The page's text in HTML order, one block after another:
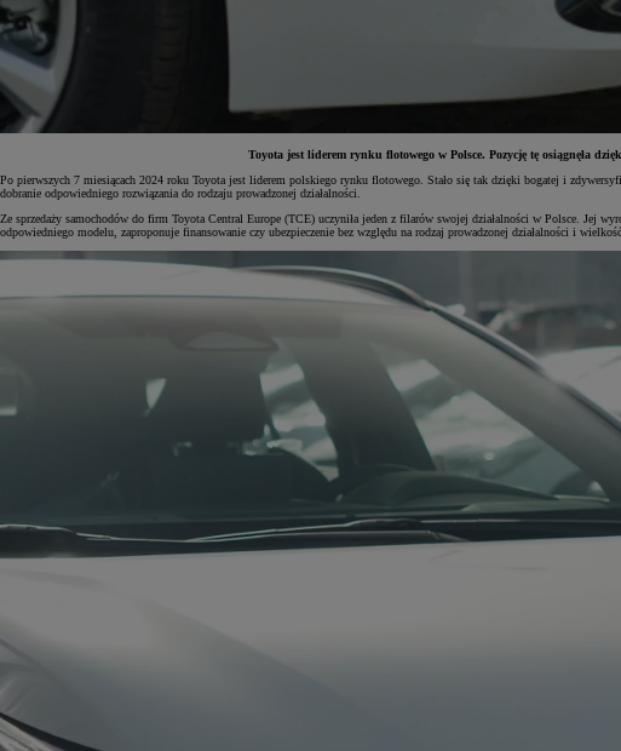
Yaris Cross
HYBRID
Toyota jest liderem rynku flotowego w Polsce. Pozycję tę osiągnęła
Po pierwszych 7 miesiącach 2024 roku Toyota jest liderem polskiego rynku flotowego. Stało się tak dzięki bogatej i
dobranie odpowiedniego rozwiązania do rodzaju prowadzonej działalności.
Ze sprzedaży samochodów do firm Toyota Central Europe (TCE) uczyniła jeden z filarów swojej działalności w Polsce. Jej
odpowiedniego modelu, zaproponuje finansowanie czy ubezpieczenie bez względu na rodzaj prowadzonej działalności i